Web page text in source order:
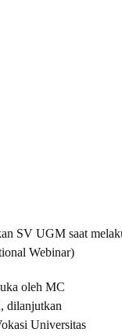
SV UGM saat
Webinar)
oleh MC
dilanjutkan
Universitas